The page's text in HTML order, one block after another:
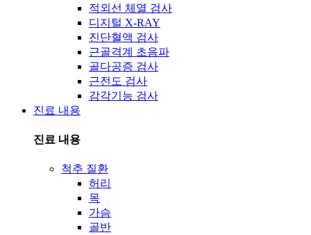
적외선 체열 검사
디지털 X-RAY
진단혈액 검사
근골격계 초음파
골다공증 검사
근전도 검사
감각기능 검사
진료 내용
진료 내용
척추 질환
허리
목
가슴
골반